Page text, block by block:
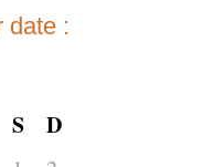
date :
S D